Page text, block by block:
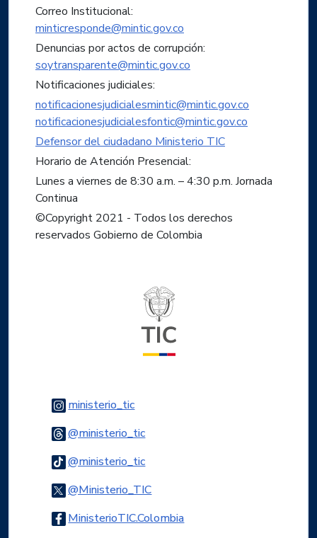
Correo Institucional:
minticresponde@mintic.gov.co
Denuncias por actos de corrupción:
soytransparente@mintic.gov.co
Notificaciones judiciales:
notificacionesjudicialesmintic@mintic.gov.co
notificacionesjudicialesfontic@mintic.gov.co
Defensor del ciudadano Ministerio TIC
Horario de Atención Presencial:
Lunes a viernes de 8:30 a.m. – 4:30 p.m. Jornada
Continua
©Copyright 2021 - Todos los derechos
reservados Gobierno de Colombia
ministerio_ticLogo Instagram
@ministerio_ticLogo Threads
@ministerio_ticLogo Tiktok
@Ministerio_TICLogo Twitter
MinisterioTIC.ColombiaLogo Facebook